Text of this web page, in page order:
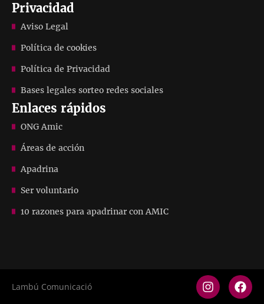
Privacidad
Aviso Legal
Política de cookies
Política de Privacidad
Bases legales sorteo redes sociales
Enlaces rápidos
ONG Amic
Áreas de acción
Apadrina
Ser voluntario
10 razones para apadrinar con AMIC
Lambú Comunicació